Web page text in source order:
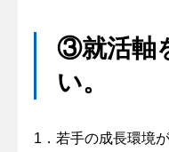
③就活軸
い。
1．若手の成長環境